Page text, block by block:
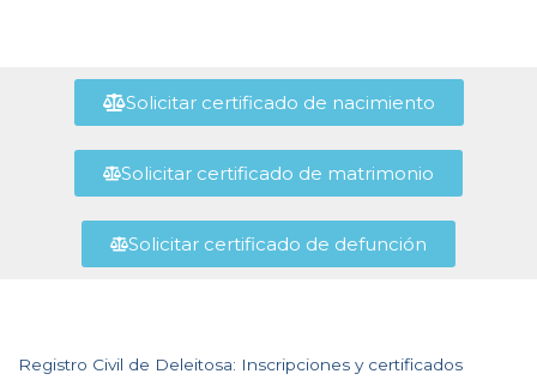
Solicitar certificado de nacimiento
Solicitar certificado de matrimonio
Solicitar certificado de defunción
Registro Civil de Deleitosa: Inscripciones y certificados